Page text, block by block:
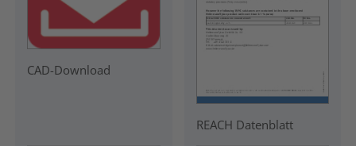
CAD-Download
REACH Datenblatt